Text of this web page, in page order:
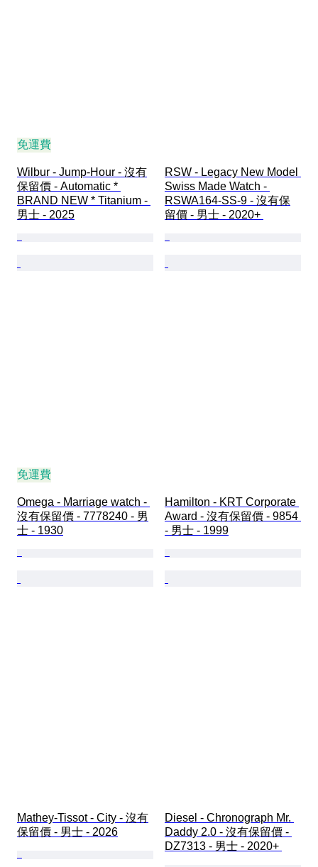
免運費
Wilbur - Jump-Hour - 沒有
保留價 - Automatic *
BRAND NEW * Titanium -
男士 - 2025
RSW - Legacy New Model
Swiss Made Watch -
RSWA164-SS-9 - 沒有保
留價 - 男士 - 2020+
免運費
Omega - Marriage watch -
沒有保留價 - 7778240 - 男
士 - 1930
Hamilton - KRT Corporate
Award - 沒有保留價 - 9854
- 男士 - 1999
Mathey-Tissot - City - 沒有
保留價 - 男士 - 2026
Diesel - Chronograph Mr.
Daddy 2.0 - 沒有保留價 -
DZ7313 - 男士 - 2020+